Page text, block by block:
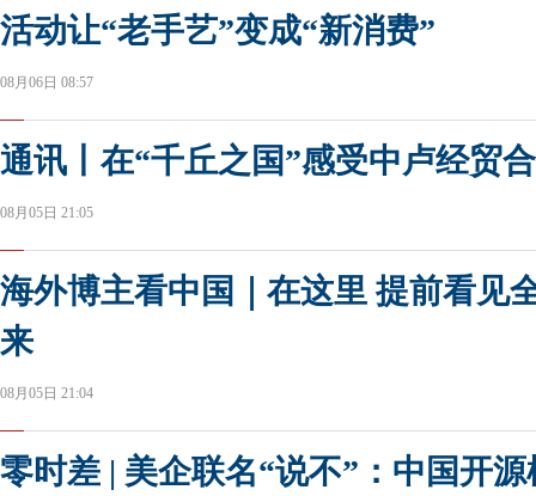
活动让“老手艺”变成“新消费”
08月06日 08:57
通讯丨在“千丘之国”感受中卢经贸
08月05日 21:05
海外博主看中国｜在这里 提前看见
来
08月05日 21:04
零时差 | 美企联名“说不”：中国开